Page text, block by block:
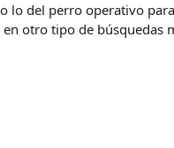
del perro operativo
otro tipo de búsquedas